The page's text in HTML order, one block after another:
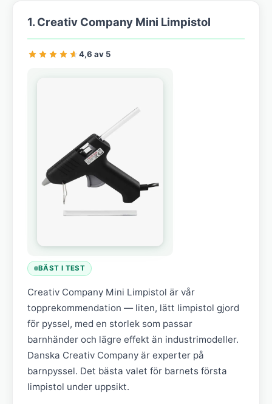
1. Creativ Company Mini Limpistol
4,6 av 5
BÄST I TEST
Creativ Company Mini Limpistol är vår
topprekommendation — liten, lätt limpistol gjord
för pyssel, med en storlek som passar
barnhänder och lägre effekt än industrimodeller.
Danska Creativ Company är experter på
barnpyssel. Det bästa valet för barnets första
limpistol under uppsikt.